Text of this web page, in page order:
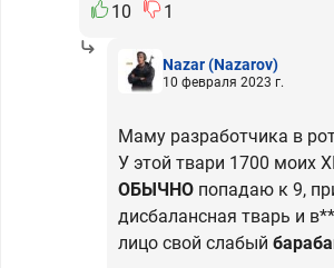
10
1
Nazar(Nazarov)
10 февраля 2023 г.
Маму разработчика в
У этой твари 1700 моих
ОБЫЧНО попадаю к 9,
дисбалансная тварь и
лицо свой слабый